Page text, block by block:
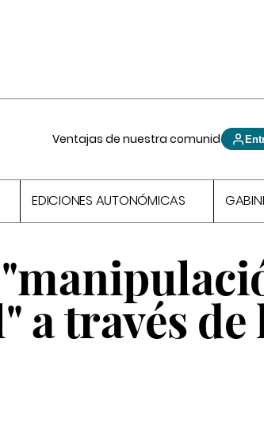
Ventajas de nuestra comunidad
EDICIONES AUTONÓMICAS
a través de